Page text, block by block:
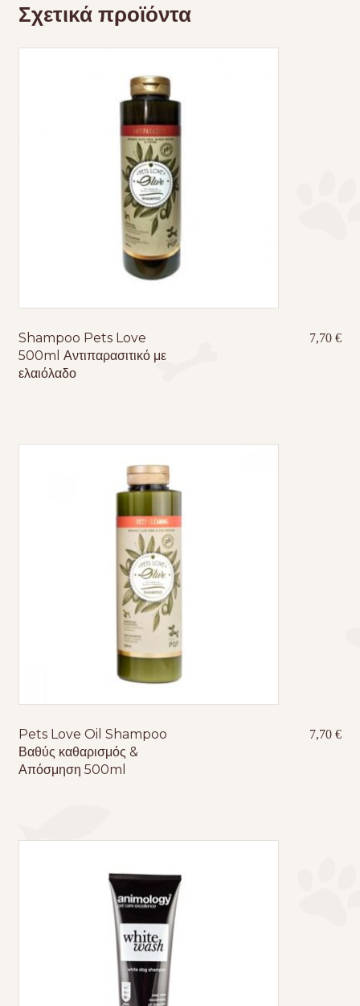
Σχετικά προϊόντα
Shampoo Pets Love
500ml Αντιπαρασιτικό με
ελαιόλαδο
7,70€
Pets Love Oil Shampoo
Βαθύς καθαρισμός &
Απόσμηση 500ml
7,70€